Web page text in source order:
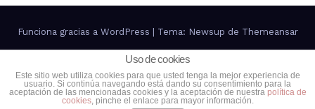
Funciona gracias a WordPress | Tema: Newsup de Themeansar
Política de PrivacidadPolítica de cookies
Más información sobre las cookies
Uso de cookies
Este sitio web utiliza cookies para que usted tenga la mejor experiencia de
usuario. Si continúa navegando está dando su consentimiento para la
aceptación de las mencionadas cookies y la aceptación de nuestra política de
cookies, pinche el enlace para mayor información.